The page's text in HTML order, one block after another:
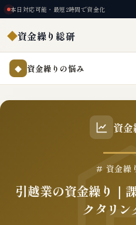
本日対応可能・最短2時間で資金化
◆資金繰り総研
◆ 資金繰りの悩み
資
# 資金繰
引越業の資金繰り｜
クタリン